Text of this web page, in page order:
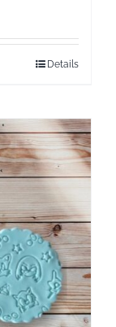
Details